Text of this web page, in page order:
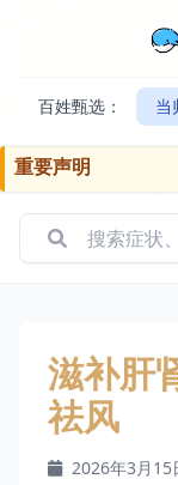
百姓甄选： 当
重要声明
滋补肝
祛风
2026年3月15